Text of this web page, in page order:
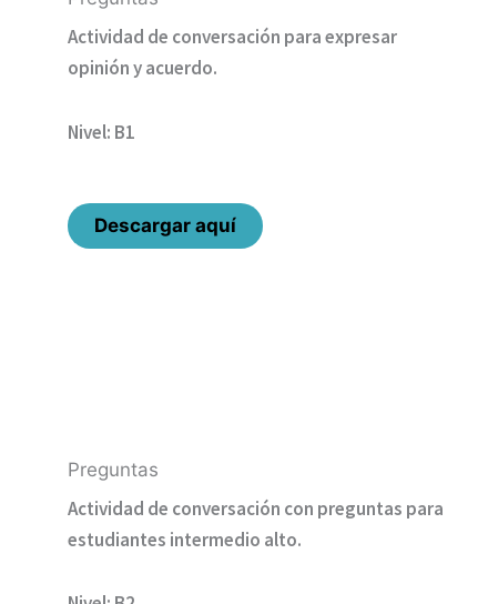
Actividad de conversación para expresar
opinión y acuerdo.
Nivel: B1
Descargar aquí
Preguntas
Actividad de conversación con preguntas para
estudiantes intermedio alto.